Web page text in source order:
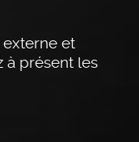
externe et
à présent les